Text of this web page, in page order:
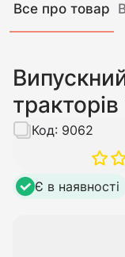
Все про товар
Код: 9062
Є в наявності